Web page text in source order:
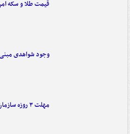
قیمت طلا و سکه امروز ۱۴۰۵/
وجود شواهدی مبنی
مهلت ۳ روزه سازمان بورس به هلدینگ خلیج فارس